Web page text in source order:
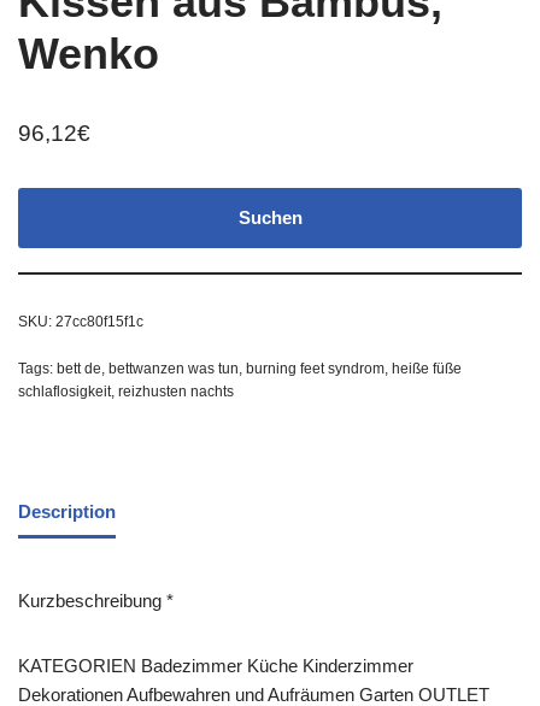
Wenko
96,12€
Suchen
SKU: 27cc80f15f1c
Tags: bett de, bettwanzen was tun, burning feet syndrom, heiße füße
schlaflosigkeit, reizhusten nachts
Description
Kurzbeschreibung *
KATEGORIEN Badezimmer Küche Kinderzimmer
Dekorationen Aufbewahren und Aufräumen Garten OUTLET